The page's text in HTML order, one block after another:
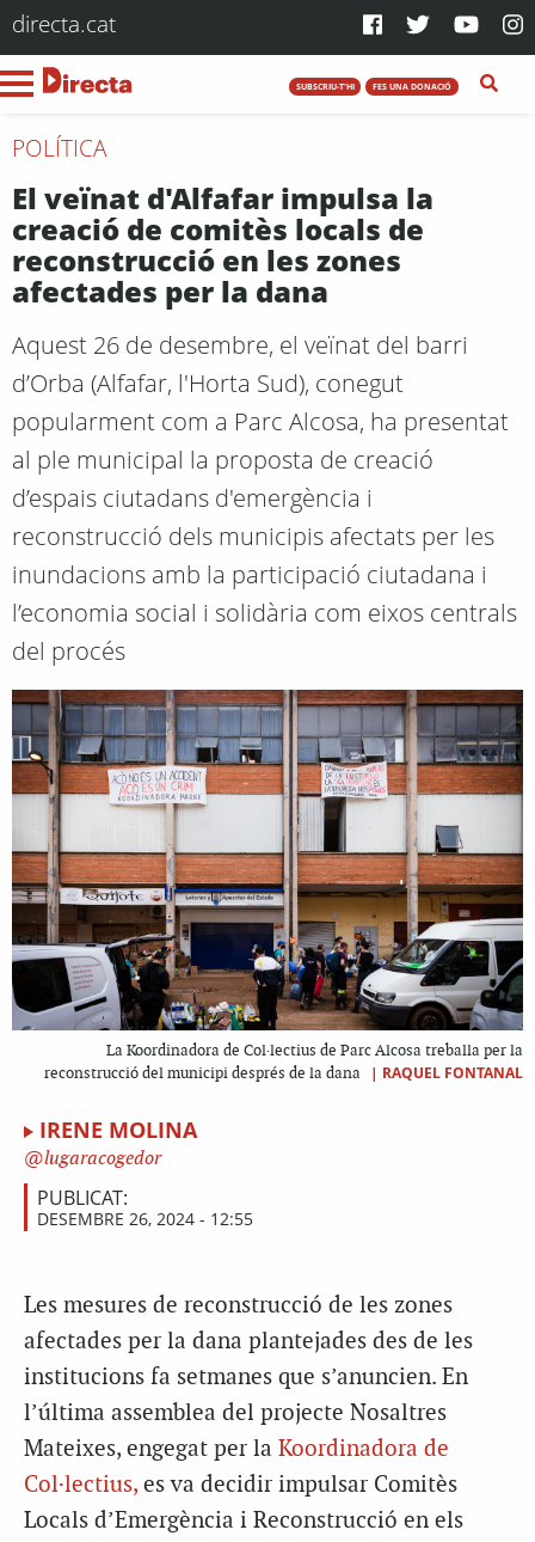
directa.cat
SUBSCRIU-T'HI FES UNA DONACIÓ
POLÍTICA
El veïnat d'Alfafar impulsa la
creació de comitès locals de
reconstrucció en les zones
afectades per la dana
Aquest 26 de desembre, el veïnat del barri
d’Orba (Alfafar, l'Horta Sud), conegut
popularment com a Parc Alcosa, ha presentat
al ple municipal la proposta de creació
d’espais ciutadans d'emergència i
reconstrucció dels municipis afectats per les
inundacions amb la participació ciutadana i
l’economia social i solidària com eixos centrals
del procés
La Koordinadora de Col·lectius de Parc Alcosa treballa per la
reconstrucció del municipi després de la dana
| RAQUEL FONTANAL
IRENE MOLINA
lugaracogedor
PUBLICAT:
DESEMBRE 26, 2024 - 12:55
Les mesures de reconstrucció de les zones
afectades per la dana plantejades des de les
institucions fa setmanes que s’anuncien. En
l’última assemblea del projecte Nosaltres
Mateixes, engegat per la Koordinadora de
Col·lectius, es va decidir impulsar Comitès
Locals d’Emergència i Reconstrucció en els